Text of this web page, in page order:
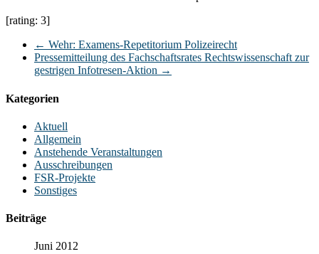
[rating: 3]
← Wehr: Examens-Repetitorium Polizeirecht
Pressemitteilung des Fachschaftsrates Rechtswissenschaft zur
gestrigen Infotresen-Aktion →
Kategorien
Aktuell
Allgemein
Anstehende Veranstaltungen
Ausschreibungen
FSR-Projekte
Sonstiges
Beiträge
Juni 2012